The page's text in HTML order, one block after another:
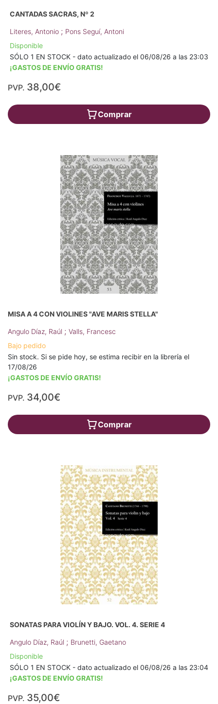
CANTADAS SACRAS, Nº 2
Literes, Antonio ; Pons Seguí, Antoni
Disponible
SÓLO 1 EN STOCK - dato actualizado el 06/08/26 a las 23:03
¡GASTOS DE ENVÍO GRATIS!
PVP. 38,00€
Comprar
MISA A 4 CON VIOLINES "AVE MARIS STELLA"
Angulo Díaz, Raúl ; Valls, Francesc
Bajo pedido
Sin stock. Si se pide hoy, se estima recibir en la librería el
17/08/26
¡GASTOS DE ENVÍO GRATIS!
PVP. 34,00€
Comprar
SONATAS PARA VIOLÍN Y BAJO. VOL. 4. SERIE 4
Angulo Díaz, Raúl ; Brunetti, Gaetano
Disponible
SÓLO 1 EN STOCK - dato actualizado el 06/08/26 a las 23:04
¡GASTOS DE ENVÍO GRATIS!
PVP. 35,00€